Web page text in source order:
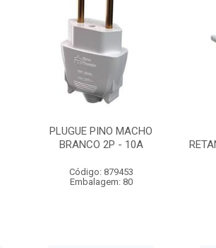
PLUGUE PINO MACHO
BRANCO 2P - 10A
Código: 879453
Embalagem: 80